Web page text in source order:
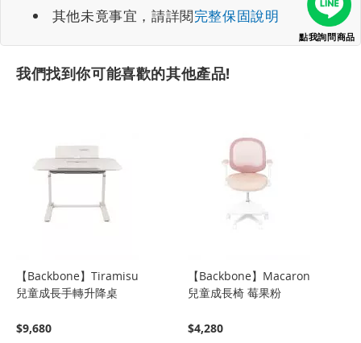
其他未竟事宜，請詳閱完整保固說明
我們找到你可能喜歡的其他產品!
【Backbone】Tiramisu
兒童成長手轉升降桌
$9,680
【Backbone】Macaron
兒童成長椅 莓果粉
$4,280
點我詢問商品